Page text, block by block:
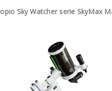
Sky Watcher serie SkyMax